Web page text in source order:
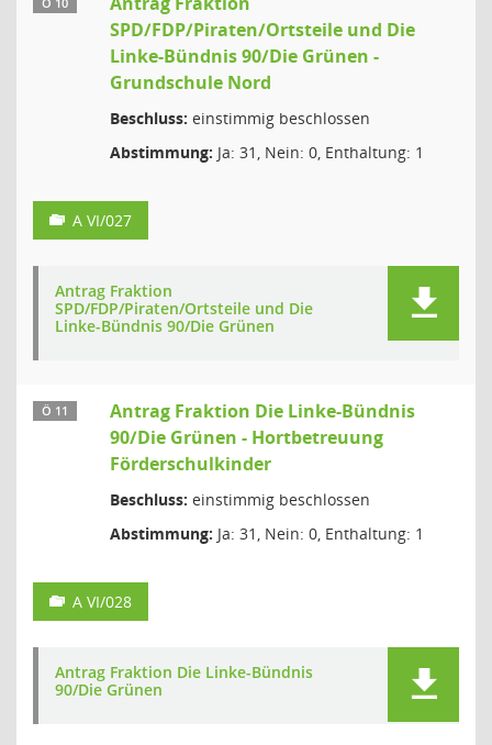
Ö 10
SPD/FDP/Piraten/Ortsteile und Die
Linke-Bündnis 90/Die Grünen -
Grundschule Nord
Beschluss: einstimmig beschlossen
Abstimmung: Ja: 31, Nein: 0, Enthaltung: 1
A VI/027
Antrag Fraktion
SPD/FDP/Piraten/Ortsteile und Die
Linke-Bündnis 90/Die Grünen
Ö 11
Antrag Fraktion Die Linke-Bündnis
90/Die Grünen - Hortbetreuung
Förderschulkinder
Beschluss: einstimmig beschlossen
Abstimmung: Ja: 31, Nein: 0, Enthaltung: 1
A VI/028
Antrag Fraktion Die Linke-Bündnis
90/Die Grünen